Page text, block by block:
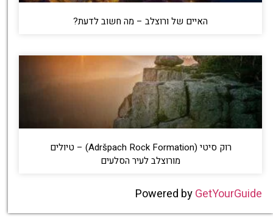
האיים של ורוצלב – מה חשוב לדעת?
רוק סיטי (Adršpach Rock Formation) – טיולים
מורוצלב לעיר הסלעים
Powered byGetYourGuide